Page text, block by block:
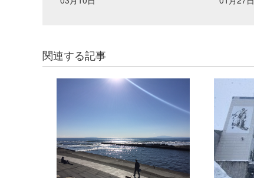
関連する記事